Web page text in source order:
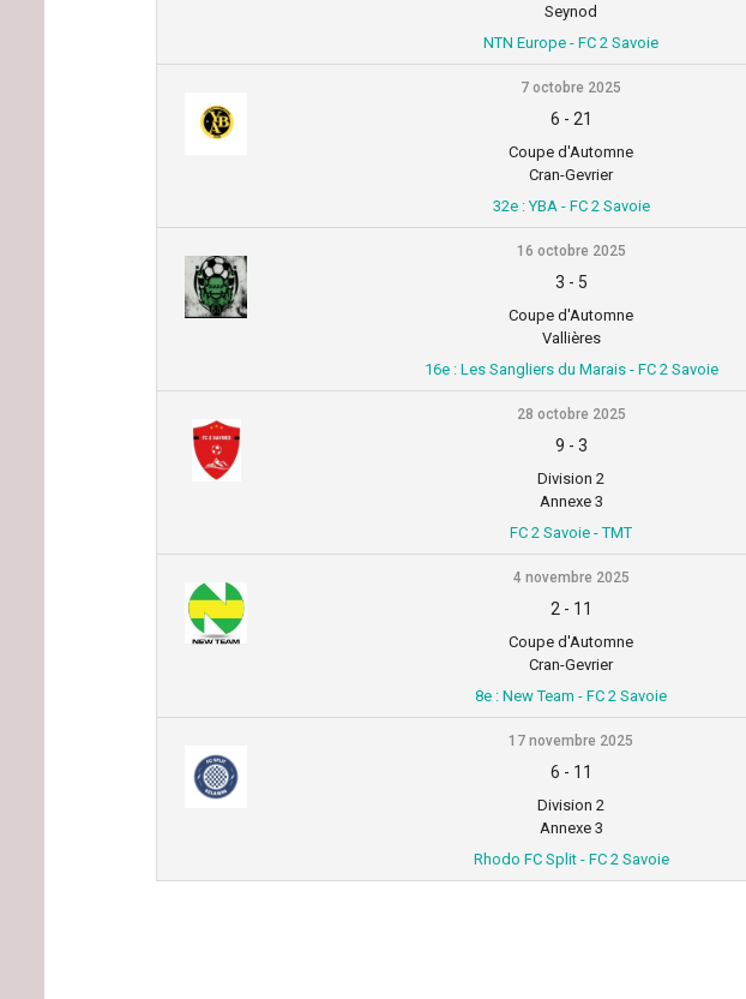
Seynod
NTN Europe - FC 2 Savoie
7 octobre 2025
6 - 21
Coupe d'Automne
Cran-Gevrier
32e : YBA - FC 2 Savoie
16 octobre 2025
3 - 5
Coupe d'Automne
Vallières
16e : Les Sangliers du Marais - FC 2 Savoie
28 octobre 2025
9 - 3
Division 2
Annexe 3
FC 2 Savoie - TMT
4 novembre 2025
2- 11
Coupe d'Automne
Cran-Gevrier
8e : New Team - FC 2 Savoie
17 novembre 2025
6 - 11
Division 2
Annexe 3
Rhodo FC Split - FC 2 Savoie